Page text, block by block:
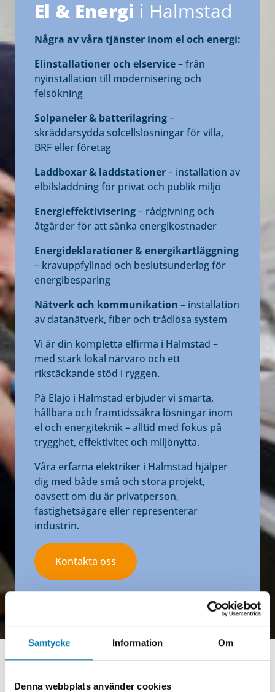
Samtycke Information Om
Denna webbplats använder cookies
El & Energi i Halmstad
Några av våra tjänster inom el och energi:
Elinstallationer och elservice– från
nyinstallation till modernisering och
felsökning
Solpaneler & batterilagring–
skräddarsydda solcellslösningar för villa,
BRF eller företag
Laddboxar & laddstationer– installation av
elbilsladdning för privat och publik miljö
Energieffektivisering– rådgivning och
åtgärder för att sänka energikostnader
Energideklarationer & energikartläggning
– kravuppfyllnad och beslutsunderlag för
energibesparing
Nätverk och kommunikation – installation
av datanätverk, fiber och trådlösa system
Vi är din kompletta elfirma i Halmstad –
med stark lokal närvaro och ett
rikstäckande stöd i ryggen.
På Elajo i Halmstad erbjuder vi smarta,
hållbara och framtidssäkra lösningar inom
el och energiteknik – alltid med fokus på
trygghet, effektivitet och miljönytta.
Våra erfarna elektriker i Halmstad hjälper
dig med både små och stora projekt,
oavsett om du är privatperson,
fastighetsägare eller representerar
industrin.
Kontakta oss